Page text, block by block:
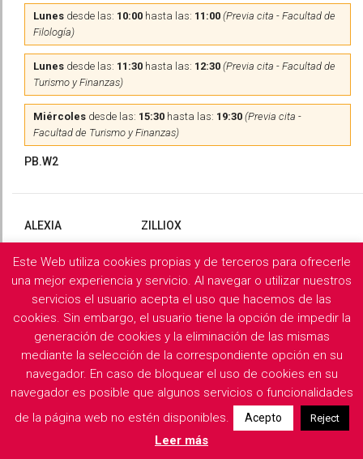
Lunes desde las: 10:00 hasta las: 11:00 (Previa cita - Facultad de
Filología)
Lunes desde las: 11:30 hasta las: 12:30 (Previa cita - Facultad de
Turismo y Finanzas)
Miércoles desde las: 15:30 hasta las: 19:30 (Previa cita -
Facultad de Turismo y Finanzas)
PB.W2
ALEXIA ZILLIOX
Martes yMiércolesdesde las:10:00hasta las:13:00 (Previa
cita)
PB.X2
Filología Griega y Latina
Descargar horarios de consulta del departamento
Este Web utiliza cookies propias y de terceros para ofrecerle
una mejor experiencia y servicio. Al navegar o utilizar nuestros
servicios el usuario acepta el uso que hacemos de las
cookies. Sin embargo, el usuario tiene la opción de impedir la
generación de cookies y la eliminación de las mismas
mediante la selección de la correspondiente opción en su
navegador. En caso de bloquear el uso de cookies en su
navegador es posible que algunos servicios o funcionalidades
de la página web no estén disponibles.
Acepto Reject
Leer más